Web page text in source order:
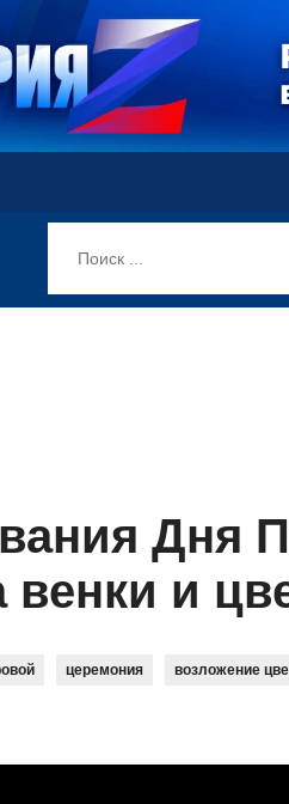
Дня
венки и
церемония возложение